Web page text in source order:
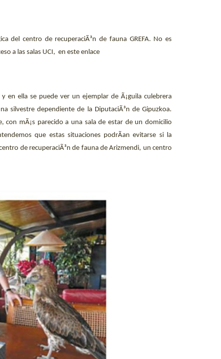
del centro de recuperaciÃ³n de fauna GREFA. No es
a las salas UCI, eneste enlace
en ella se puede ver un ejemplar de Ã¡guila culebrera
silvestre dependiente de la DiputaciÃ³n de Gipuzkoa.
mÃ¡s parecido a una sala de estar de un domicilio
que estas situaciones podrÃ­an evitarse si la
de recuperaciÃ³n de fauna de Arizmendi, un centro